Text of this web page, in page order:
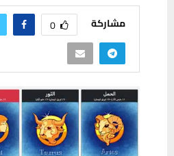
مشاركة 0